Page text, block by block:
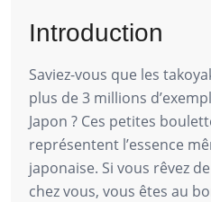
Introduction
Saviez-vous que les
plus de 3 millions
Japon ? Ces petites
représentent l’essence
japonaise. Si vous rêvez
chez vous, vous êtes au